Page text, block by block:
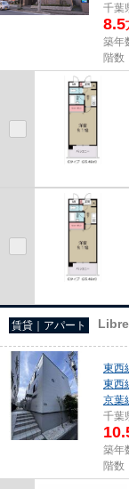
千葉
8.5
築年
階数
賃貸｜アパート
東西
東西
京葉
千葉
築年
階数